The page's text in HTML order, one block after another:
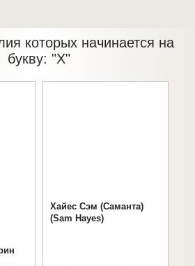
которых начинается на
букву: "Х"
Хайес Сэм (Саманта)
(Sam Hayes)